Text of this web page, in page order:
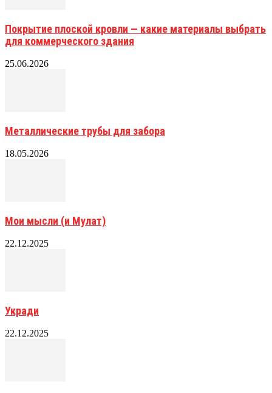
Покрытие плоской кровли — какие материалы выбрать
для коммерческого здания
25.06.2026
Металлические трубы для забора
18.05.2026
Мои мысли (и Мулат)
22.12.2025
Укради
22.12.2025